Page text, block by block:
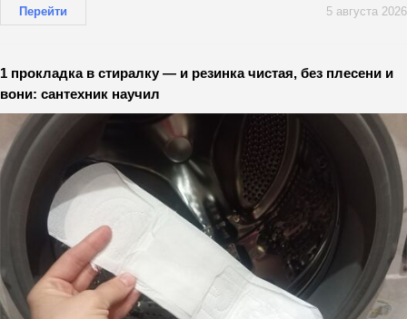
Перейти 5 августа 2026
1 прокладка в стиралку — и резинка чистая, без плесени и
вони: сантехник научил